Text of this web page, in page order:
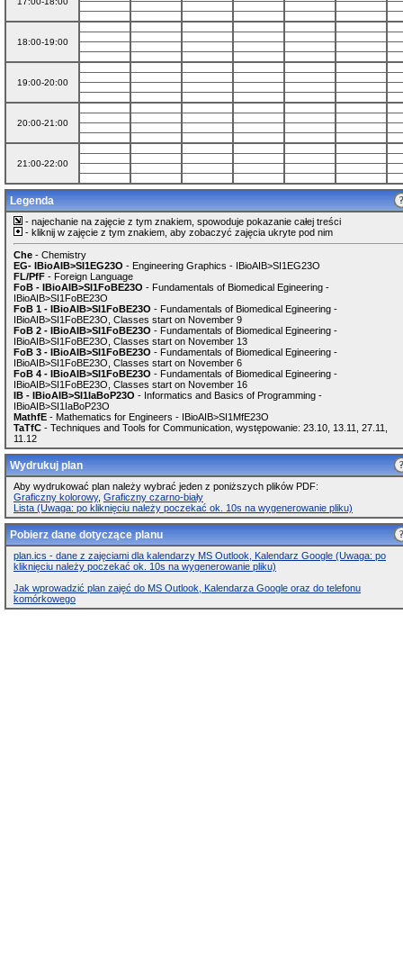
18:00-19:00
19:00-20:00
20:00-21:00
21:00-22:00
Legenda
- najechanie na zajęcie z tym znakiem, spowoduje pokazanie całej treści
- kliknij w zajęcie z tym znakiem, aby zobaczyć zajęcia ukryte pod nim
Che - Chemistry
EG- IBioAIB>SI1EG23O - Engineering Graphics - IBioAIB>SI1EG23O
FL/PfF - Foreign Language
FoB - IBioAIB>SI1FoBE23O - Fundamentals of Biomedical Egineering -
IBioAIB>SI1FoBE23O
FoB 1 - IBioAIB>SI1FoBE23O - Fundamentals of Biomedical Egineering -
IBioAIB>SI1FoBE23O, Classes start on November 9
FoB 2 - IBioAIB>SI1FoBE23O - Fundamentals of Biomedical Egineering -
IBioAIB>SI1FoBE23O, Classes start on November 13
FoB 3 - IBioAIB>SI1FoBE23O - Fundamentals of Biomedical Egineering -
IBioAIB>SI1FoBE23O, Classes start on November 6
FoB 4 - IBioAIB>SI1FoBE23O - Fundamentals of Biomedical Egineering -
IBioAIB>SI1FoBE23O, Classes start on November 16
IB - IBioAIB>SI1IaBoP23O - Informatics and Basics of Programming -
IBioAIB>SI1IaBoP23O
MathfE - Mathematics for Engineers - IBioAIB>SI1MfE23O
TaTfC - Techniques and Tools for Communication, występowanie: 23.10, 13.11, 27.11,
11.12
Wydrukuj plan
Aby wydrukować plan należy wybrać jeden z poniższych plików PDF:
Graficzny kolorowy, Graficzny czarno-biały
Lista (Uwaga: po kliknięciu należy poczekać ok. 10s na wygenerowanie pliku)
Pobierz dane dotyczące planu
plan.ics - dane z zajęciami dla kalendarzy MS Outlook, Kalendarz Google (Uwaga: po
kliknięciu należy poczekać ok. 10s na wygenerowanie pliku)
Jak wprowadzić plan zajęć do MS Outlook, Kalendarza Google oraz do telefonu
komórkowego